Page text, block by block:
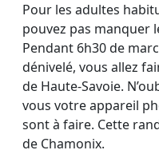
Pour les adultes
pouvez pas manquer
Pendant 6h30 de
dénivelé, vous allez
de Haute-Savoie.
vous votre appareil
sont à faire. Cette
de Chamonix.